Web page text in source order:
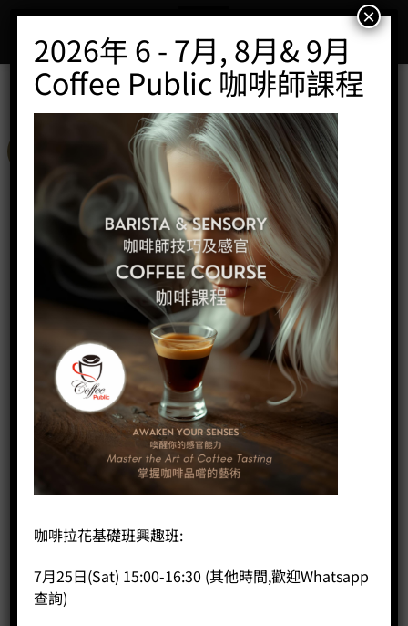
content
咖啡課程 興趣班
畫花及3D拉花興趣班-二人同行
HK$270.00 Original
price
was:
HK$270.00.
HK$250.00
is:
HK$250.00.
2. 語言：可選擇廣東話，英文及普通話
3. 課程時數：2小時，可跟據客戶需要調節
2026年 6 - 7月, 8月& 9月
Coffee Public 咖啡師課程
咖啡拉花基礎班興趣班:
7月25日(Sat) 15:00-16:30 (其他時間,歡迎Whatsapp
查詢)
×